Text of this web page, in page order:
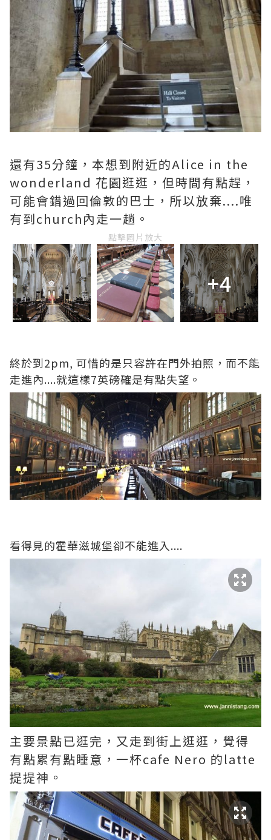
還有35分鐘，本想到附近的Alice in the
wonderland 花園逛逛，但時間有點趕，
可能會錯過回倫敦的巴士，所以放棄....唯
有到church內走一趟。
點擊圖片放大
+4
終於到2pm, 可惜的是只容許在門外拍照，而不能
走進內....就這樣7英磅確是有點失望。
看得見的霍華滋城堡卻不能進入....
主要景點已逛完，又走到街上逛逛，覺得
有點累有點睡意，一杯cafe Nero 的latte
提提神。